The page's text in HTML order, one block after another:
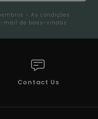
- As condições
mail de boas-vindas
Contact Us